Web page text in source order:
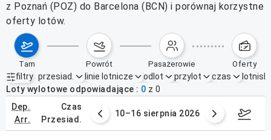
z Poznań (POZ) do Barcelona (BCN) i porównaj korzystne
oferty lotów.
tam powrót pasażerowie oferty
filtry
Aktywne filtry brak
przesiad. linie lotnicze odlot przylot czas
Loty wylotowe odpowiadające
0 z 0
dep.
arr.
czas
przesiad.
sierpnia 2026 10–16 sierpnia 2026